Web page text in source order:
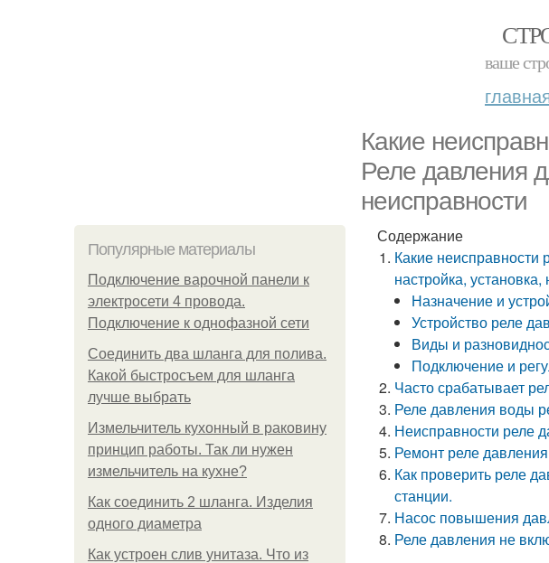
ваше
Какие
Реле давления
неисправности
Популярные материалы
Подключение варочной панели к
электросети 4 провода.
Подключение к однофазной сети
Соединить два шланга для полива.
Какой быстросъем для шланга
лучше выбрать
Измельчитель кухонный в раковину
принцип работы. Так ли нужен
измельчитель на кухне?
Как соединить 2 шланга. Изделия
одного диаметра
Как устроен слив унитаза. Что из
Содержание
Какие неисправности
настройка,
Назначение и
Устройство реле
Виды и
Подключение и
Часто срабатывает
Реле давления воды
Неисправности реле
Ремонт реле
Как проверить реле
станции.
Насос повышения
Реле давления не